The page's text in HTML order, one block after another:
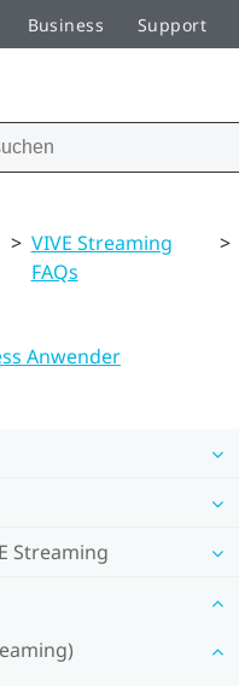
Business Support
> VIVE Streaming
FAQs
>
Anwender
Streaming